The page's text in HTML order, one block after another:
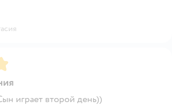
играет второй день))